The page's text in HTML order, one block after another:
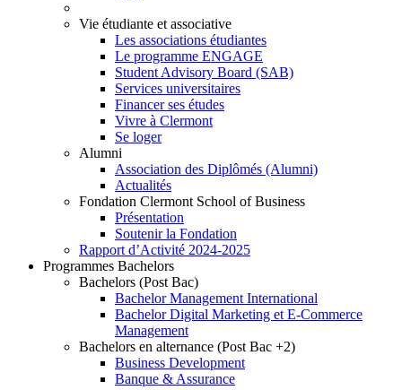
Vie étudiante et associative
Les associations étudiantes
Le programme ENGAGE
Student Advisory Board (SAB)
Services universitaires
Financer ses études
Vivre à Clermont
Se loger
Alumni
Association des Diplômés (Alumni)
Actualités
Fondation Clermont School of Business
Présentation
Soutenir la Fondation
Rapport d’Activité 2024-2025
Programmes Bachelors
Bachelors (Post Bac)
Bachelor Management International
Bachelor Digital Marketing et E-Commerce
Management
Bachelors en alternance (Post Bac +2)
Business Development
Banque & Assurance